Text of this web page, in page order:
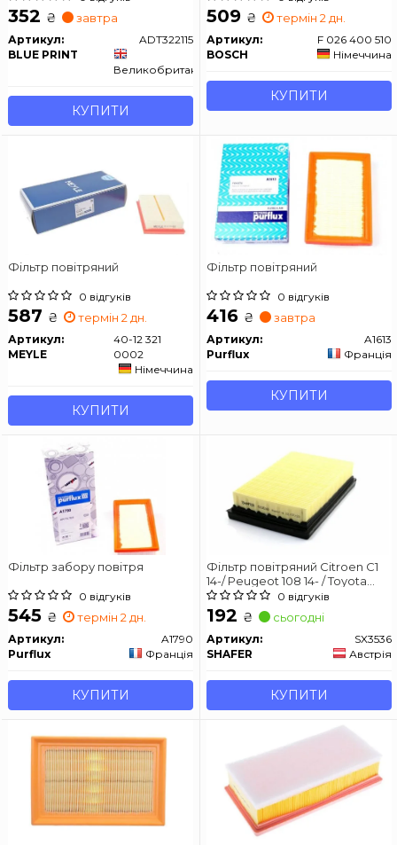
352 ₴ завтра
Артикул:
ADT322115
BLUE PRINT
Великобританія
КУПИТИ
509 ₴ термін 2 дн.
Артикул:
F 026 400 510
BOSCH
Німеччина
КУПИТИ
Фільтр повітряний
0 відгуків
587 ₴ термін 2 дн.
Артикул:
40-12 321
0002
MEYLE
Німеччина
КУПИТИ
Фільтр повітряний
0 відгуків
416 ₴ завтра
Артикул:
A1613
Purflux
Франція
КУПИТИ
Фільтр забору повітря
0 відгуків
545 ₴ термін 2 дн.
Артикул:
A1790
Purflux
Франція
КУПИТИ
Фільтр повітряний Citroen C1
14-/ Peugeot 108 14- / Toyota
Yaris 11-
0 відгуків
192 ₴ сьогодні
Артикул:
SX3536
SHAFER
Австрія
КУПИТИ